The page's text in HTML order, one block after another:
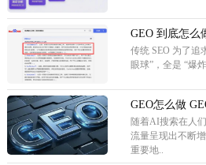
GEO 到底怎么
传统 SEO 为了追
眼球”，全是 “爆
GEO怎么做
随着AI搜索在人
流量呈现出不断
重要地..